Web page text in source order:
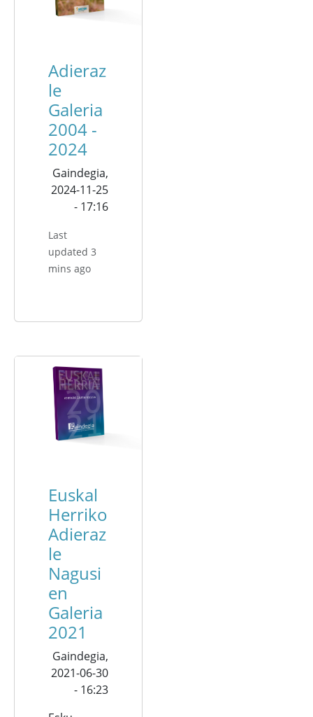
Adieraz
le
Galeria
2004 -
2024
Gaindegia,
2024-11-25
- 17:16
Last
updated 3
mins ago
Euskal
Herriko
Adieraz
le
Nagusi
en
Galeria
2021
Gaindegia,
2021-06-30
- 16:23